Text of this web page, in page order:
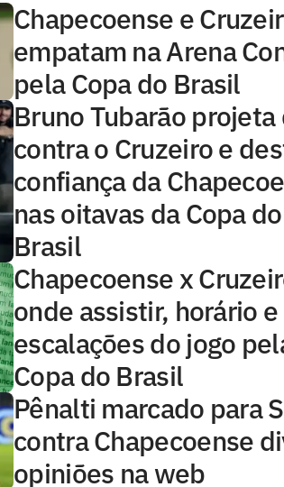
Chapecoense e
empatam na Arena
pela Copa do Brasil
Bruno Tubarão
contra o Cruzeiro e
confiança da
nas oitavas da Copa do
Brasil
Chapecoense x
onde assistir, horário e
escalações do jogo
Copa do Brasil
Pênalti marcado para
contra Chapecoense
opiniões na web